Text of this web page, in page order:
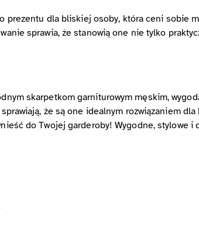
prezentu dla bliskiej osoby, która ceni sobie
sprawia, że stanowią one nie tylko
skarpetkom garniturowym męskim,
że są one idealnym rozwiązaniem
do Twojej garderoby! Wygodne, stylowe